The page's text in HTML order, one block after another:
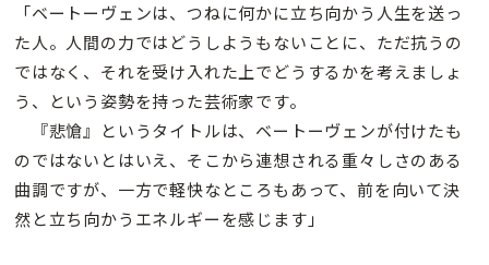
「ベートーヴェンは、つねに何かに立ち向かう人生を送っ
た人。人間の力ではどうしようもないことに、ただ抗うの
ではなく、それを受け入れた上でどうするかを考えましょ
う、という姿勢を持った芸術家です。
『悲愴』というタイトルは、ベートーヴェンが付けたも
のではないとはいえ、そこから連想される重々しさのある
曲調ですが、一方で軽快なところもあって、前を向いて決
然と立ち向かうエネルギーを感じます」